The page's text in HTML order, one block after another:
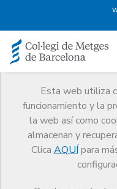
Esta web utiliza
funcionamiento y la
la web así como
almacenan y
Clica AQUÍ para
Noticias
Comunicación
Noticias
La Candidatura del Dr.
elecciones a la Junta de